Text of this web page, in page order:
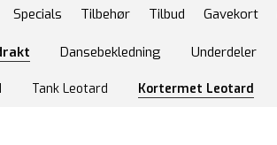
Specials Tilbehør Tilbud Gavekort
Dansebekledning Underdeler
Tank Leotard Kortermet Leotard